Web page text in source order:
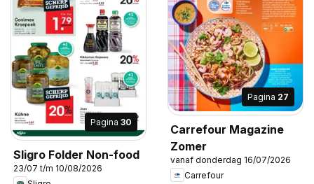
Pagina 30
Sligro Folder Non-food
23/07 t/m 10/08/2026
Pagina 27
Carrefour Magazine
Zomer
vanaf donderdag 16/07/2026
Carrefour